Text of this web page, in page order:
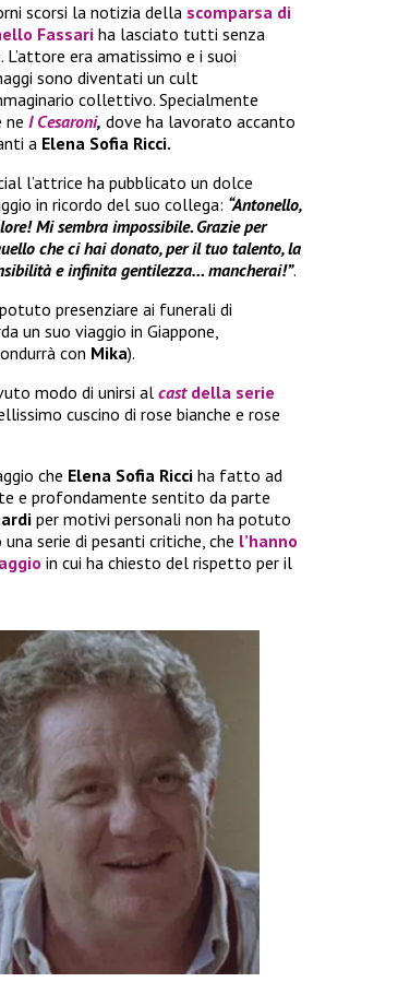
scorsi la notizia della scomparsa di
Fassari ha lasciato tutti senza
L’attore era amatissimo e i suoi
sono diventati un cult
collettivo. Specialmente
ne I Cesaroni, dove ha lavorato accanto
a Elena Sofia Ricci.
l’attrice ha pubblicato un dolce
in ricordo del suo collega: “Antonello,
Mi sembra impossibile. Grazie per
che ci hai donato, per il tuo talento, la
e infinita gentilezza… mancherai!”.
presenziare ai funerali di
un suo viaggio in Giappone,
con Mika).
modo di unirsi alcastdella serie
cuscino di rose bianche e rose
che Elena Sofia Ricci ha fatto ad
e profondamente sentito da parte
per motivi personali non ha potuto
serie di pesanti critiche, che l’hanno
in cui ha chiesto del rispetto per il